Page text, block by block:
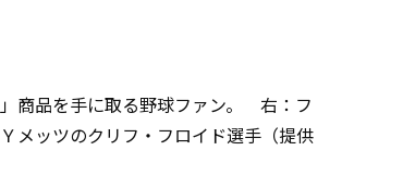
商品を手に取る野球ファン。 右：フ
メッツのクリフ・フロイド選手（提供